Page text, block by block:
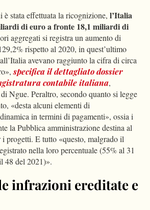
stata effettuata la ricognizione, l’Italia
di euro a fronte 18,1 miliardi di
aggregati si registra un aumento di
rispetto al 2020, in quest’ultimo
avevano raggiunto la cifra di circa
specifica il dettagliato dossier
contabile italiana,
Ngue. Peraltro, secondo quanto si legge
«desta alcuni elementi di
in termini di pagamenti», ossia i
la Pubblica amministrazione destina al
progetti. E tutto «questo, malgrado il
nella loro percentuale (55% al 31
48 del 2021)».
infrazioni ereditate e